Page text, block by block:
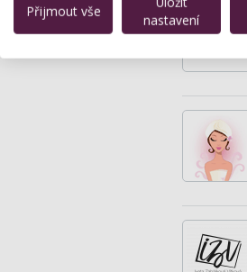
Přijmout vše
nastavení